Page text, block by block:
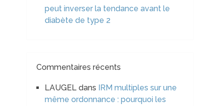
peut inverser la tendance avant le
diabète de type 2
Commentaires récents
LAUGELdans
IRM multiples sur une
même ordonnance : pourquoi les